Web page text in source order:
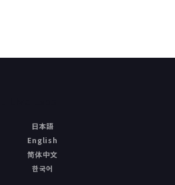
日本語
English
简体中文
한국어